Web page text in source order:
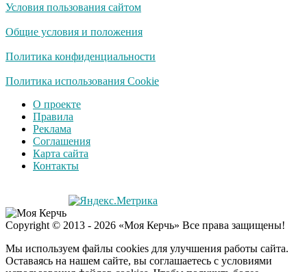
Ролик длится
смеяться вы будете
Королева вагона
оставит равнодушным
Условия пользования сайтом
Общие условия и положения
Политика конфиденциальности
Политика использования Cookie
О проекте
Правила
Реклама
Соглашения
Карта сайта
Контакты
Copyright © 2013 - 2026 «Моя Керчь» Все права защищены!
Мы используем файлы cookies для улучшения работы сайта.
Оставаясь на нашем сайте, вы соглашаетесь с условиями